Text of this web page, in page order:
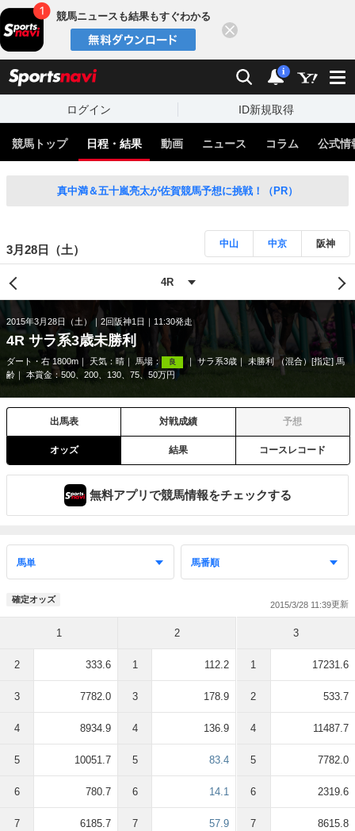
競馬ニュースも結果もすぐわかる
検索 通知
i
ログイン ID新規取得
競馬トップ 日程・結果 動画 ニュース コラム 公式情
真中満＆五十嵐亮太が佐賀競馬予想に挑戦！（PR）
3月28日（土） 中山 中京 阪神
2015年3月28日（土） 2回阪神1日 11:30発走
4R サラ系3歳未勝利
ダート・右 1800m 天気： 晴 馬場： 良 サラ系3歳
未勝利 （混合）[指定] 馬
齢
本賞金：500、200、130、75、50万円
出馬表 対戦成績 予想
オッズ 結果 コースレコード
無料アプリで競馬情報をチェックする
確定オッズ
2015/3/28 11:39
1
2 333.6
3 7782.0
4 8934.9
5 10051.7
6 780.7
7 6185.7
2
1 112.2
3 178.9
4 136.9
5 83.4
6 14.1
7 57.9
3
1 17231.6
2 533.7
4 11487.7
5 7782.0
6 2319.6
7 8615.8